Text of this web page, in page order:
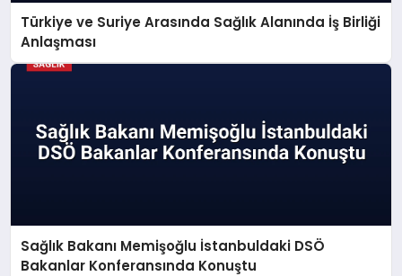
Türkiye ve Suriye Arasında Sağlık Alanında İş Birliği
Anlaşması
Sağlık Bakanı Memişoğlu İstanbuldaki DSÖ
Bakanlar Konferansında Konuştu